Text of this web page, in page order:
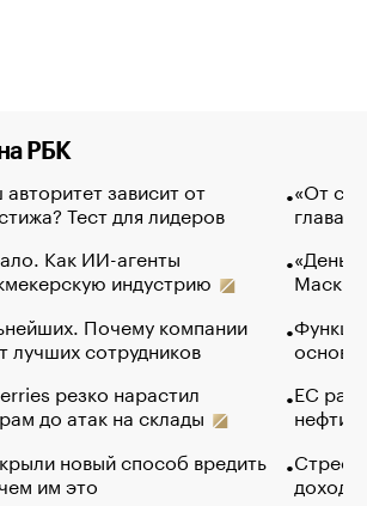
РБК
зависит от
Тест для лидеров
Как ИИ-агенты
индустрию
Почему компании
лучших сотрудников
резко нарастил
до атак на склады
новый способ вредить
им это
«От
глава
Маск в
основ
ЕС
нефти